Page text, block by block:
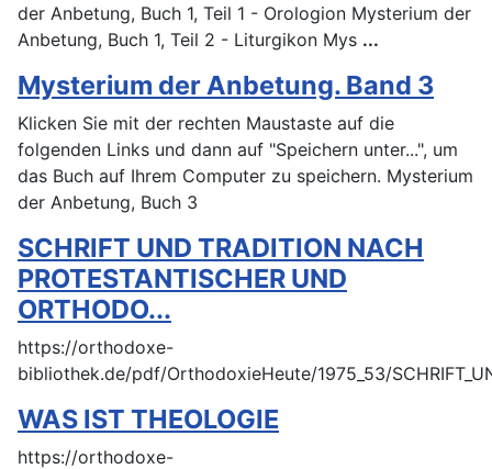
der Anbetung, Buch 1, Teil 1 - Orologion Mysterium der
Anbetung, Buch 1, Teil 2 - Liturgikon Mys ...
Mysterium der Anbetung. Band 3
Klicken Sie mit der rechten Maustaste auf die
folgenden Links und dann auf "Speichern unter...", um
das Buch auf Ihrem Computer zu speichern. Mysterium
der Anbetung, Buch 3
SCHRIFT UND TRADITION NACH
PROTESTANTISCHER UND
ORTHODO...
https://orthodoxe-
bibliothek.de/pdf/OrthodoxieHeute/1975_53/
WAS IST THEOLOGIE
https://orthodoxe-